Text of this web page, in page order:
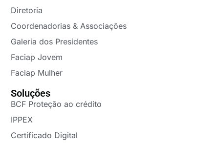
Diretoria
Coordenadorias & Associações
Galeria dos Presidentes
Faciap Jovem
Faciap Mulher
Soluções
BCF Proteção ao crédito
IPPEX
Certificado Digital